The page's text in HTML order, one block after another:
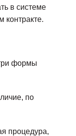
в системе
контракте.
формы
по
процедура,